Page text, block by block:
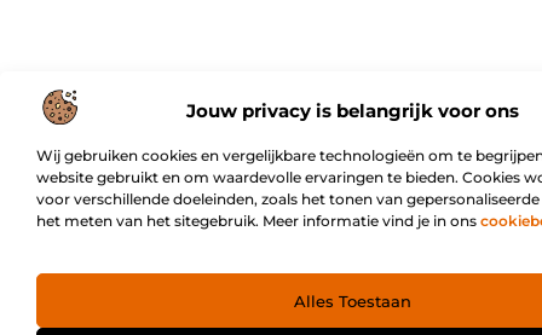
Jouw privacy is belangrijk voor ons
Wij gebruiken cookies en vergelijkbare technologieën om te
website gebruikt en om waardevolle ervaringen te bieden. Cookies
voor verschillende doeleinden, zoals het tonen van
het meten van het sitegebruik. Meer informatie vind je in ons
Alles Toestaan